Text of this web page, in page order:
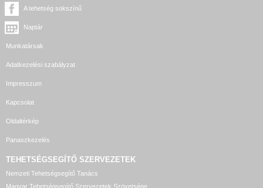
A tehetség sokszínű
Naptár
Munkatársak
Adatkezelési szabályzat
Impresszum
Kapcsolat
Oldaltérkép
Panaszkezelés
TEHETSÉGSEGÍTŐ SZERVEZETEK
Nemzeti Tehetségsegítő Tanács
Magyar Tehetségsegítő Szervezetek Szövetsége